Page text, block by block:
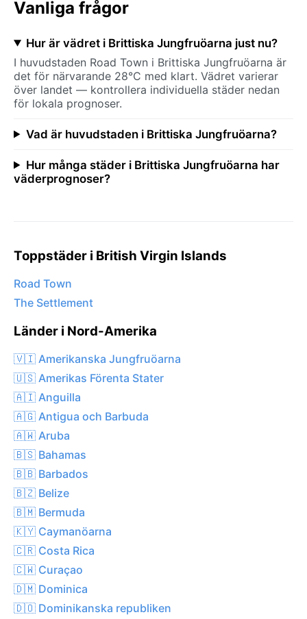
Vanliga frågor
Hur är vädret i Brittiska Jungfruöarna just nu?
I huvudstaden Road Town i Brittiska Jungfruöarna är
det för närvarande 28°C med klart. Vädret varierar
över landet — kontrollera individuella städer nedan
för lokala prognoser.
Vad är huvudstaden i Brittiska Jungfruöarna?
Hur många städer i Brittiska Jungfruöarna har
väderprognoser?
Toppstäder i British Virgin Islands
Road Town
The Settlement
Länder i Nord-Amerika
🇻🇮 Amerikanska Jungfruöarna
🇺🇸 Amerikas Förenta Stater
🇦🇮 Anguilla
🇦🇬 Antigua och Barbuda
🇦🇼 Aruba
🇧🇸 Bahamas
🇧🇧 Barbados
🇧🇿 Belize
🇧🇲 Bermuda
🇰🇾 Caymanöarna
🇨🇷 Costa Rica
🇨🇼 Curaçao
🇩🇲 Dominica
🇩🇴 Dominikanska republiken